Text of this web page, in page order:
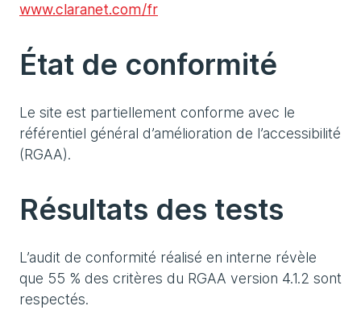
www.claranet.com/fr
État de conformité
Le site est partiellement conforme avec le
référentiel général d’amélioration de l’accessibilité
(RGAA).
Résultats des tests
L’audit de conformité réalisé en interne révèle
que 55 % des critères du RGAA version 4.1.2 sont
respectés.